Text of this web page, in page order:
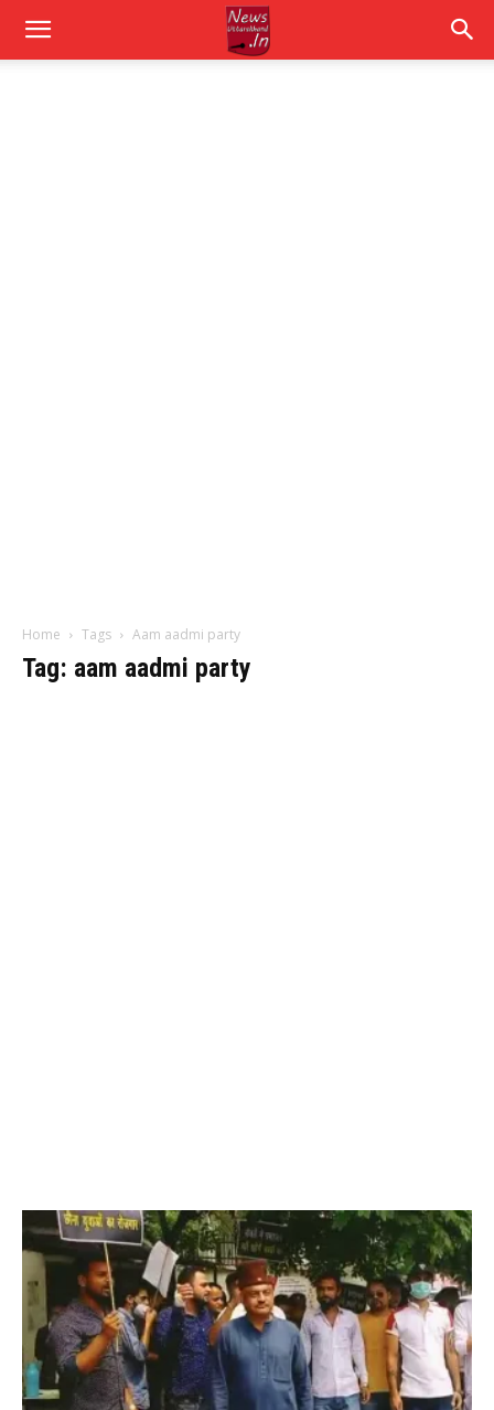
Home Tags Aam aadmi party
Tag: aam aadmi party